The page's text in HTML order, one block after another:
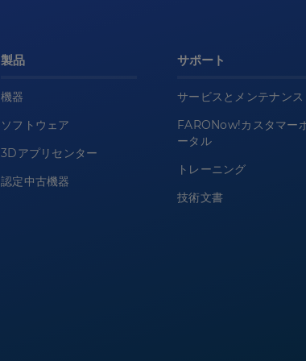
製品
機器
ソフトウェア
3Dアプリセンター
認定中古機器
サポート
サービスとメンテナンス
FARONow!カスタマー
ータル
トレーニング
技術文書